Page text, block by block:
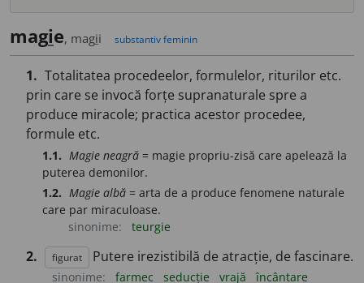
magie, magii substantiv feminin
1. Totalitatea procedeelor, formulelor, riturilor etc.
prin care se invocă forțe supranaturale spre a
produce miracole; practica acestor procedee,
formule etc.
1.1. Magie neagră = magie propriu-zisă care apelează la
puterea demonilor.
1.2. Magie albă = arta de a produce fenomene naturale
care par miraculoase.
sinonime:
teurgie
2. figurat Putere irezistibilă de atracție, de fascinare.
sinonime: farmec seducție vrajă încântare